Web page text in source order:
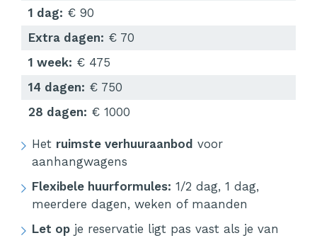
1 dag: € 90
Extra dagen: € 70
1 week: € 475
14 dagen: € 750
28 dagen: € 1000
Het ruimste verhuuraanbod voor
aanhangwagens
Flexibele huurformules: 1/2 dag, 1 dag,
meerdere dagen, weken of maanden
Let op je reservatie ligt pas vast als je van